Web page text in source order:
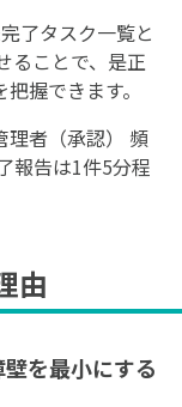
了タスク一覧と
ることで、是正
握できます。
理者（承認） 頻
報告は1件5分程
由
を最小にする